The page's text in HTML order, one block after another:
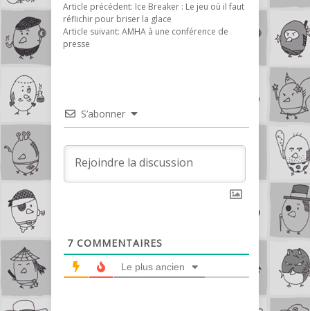
Article précédent: Ice Breaker : Le jeu où il faut
réflichir pour briser la glace
Article suivant: AMHA à une conférence de
presse
S’abonner
7 COMMENTAIRES
Le plus ancien